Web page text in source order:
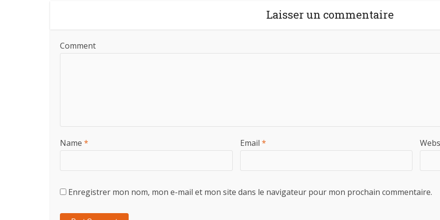
Laisser un commentaire
Comment
Name * Email *
Enregistrer mon nom, mon e-mail et mon site dans le navigateur pour mon prochain commentaire.